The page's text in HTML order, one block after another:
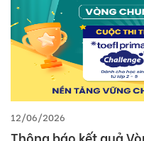
14/05/2026
Thông báo thời gian,